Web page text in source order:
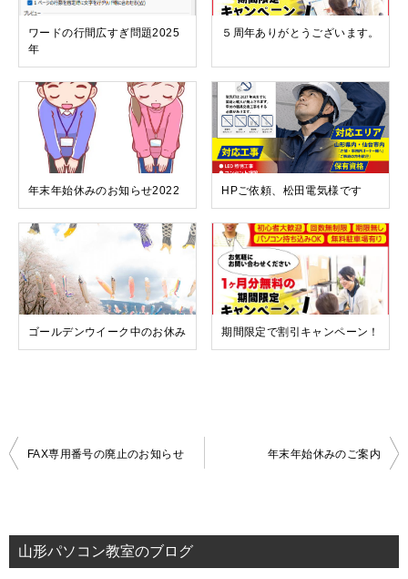
ワードの行間広すぎ問題2025
年
５周年ありがとうございます。
年末年始休みのお知らせ2022 HPご依頼、松田電気様です
ゴールデンウイーク中のお休み 期間限定で割引キャンペーン！
投
ビ
ゲ
FAX専用番号の廃止のお知らせ 年末年始休みのご案内
山形パソコン教室のブログ